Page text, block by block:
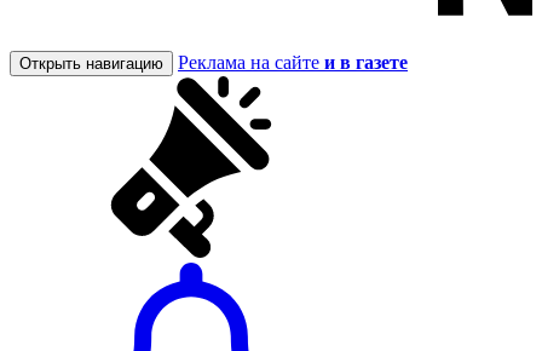
Открыть навигацию Реклама на сайте и в газете